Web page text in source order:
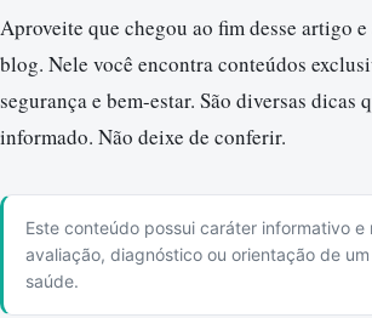
Aproveite que chegou ao fim desse artigo
blog. Nele você encontra conteúdos
segurança e bem-estar. São diversas dicas
informado. Não deixe de conferir.
Este conteúdo possui caráter informativo e
avaliação, diagnóstico ou orientação de
saúde.